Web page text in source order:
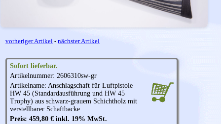
vorheriger Artikel - nächster Artikel
Sofort lieferbar.
Artikelnummer: 2606310sw-gr
Artikelname: Anschlagschaft für Luftpistole
HW 45 (Standardausführung und HW 45
Trophy) aus schwarz-grauem Schichtholz mit
verstellbarer Schaftbacke
Preis: 459,80 € inkl. 19% MwSt.